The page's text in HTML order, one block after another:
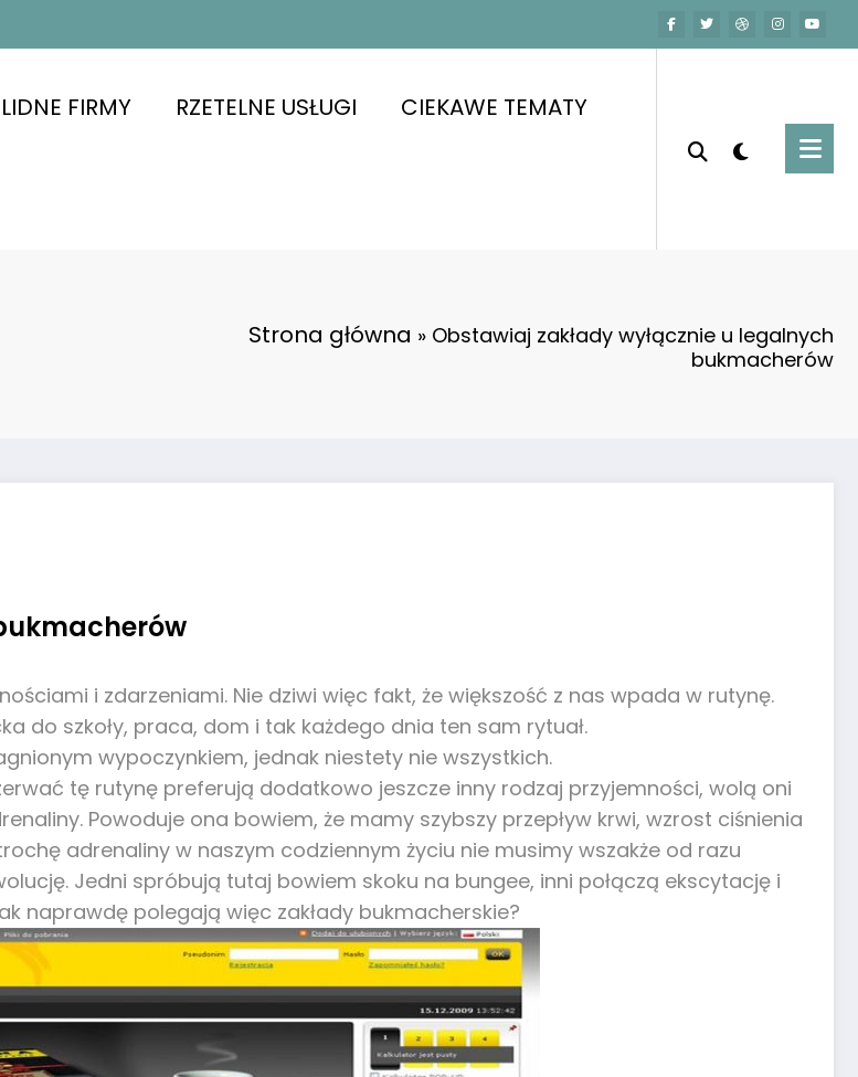
FIRMY RZETELNE USŁUGI CIEKAWE TEMATY
Strona główna » Obstawiaj zakłady wyłącznie u legalnych
bukmacherów
i zdarzeniami. Nie dziwi więc fakt, że większość z nas wpada w rutynę.
do szkoły, praca, dom i tak każdego dnia ten sam rytuał.
wypoczynkiem, jednak niestety nie wszystkich.
tę rutynę preferują dodatkowo jeszcze inny rodzaj przyjemności, wolą oni
Powoduje ona bowiem, że mamy szybszy przepływ krwi, wzrost ciśnienia
adrenaliny w naszym codziennym życiu nie musimy wszakże od razu
Jedni spróbują tutaj bowiem skoku na bungee, inni połączą ekscytację i
naprawdę polegają więc zakłady bukmacherskie?